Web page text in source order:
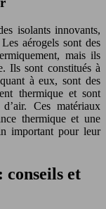
isolants innovants,
aérogels sont des
mais ils
Ils sont constitués à
à eux, sont des
thermique et sont
Ces matériaux
thermique et une
important pour leur
et